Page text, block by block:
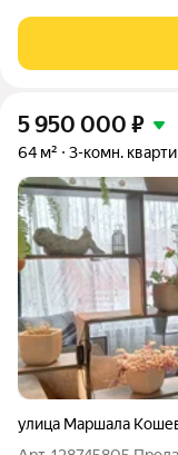
составляет 63
этаже 16 этажного
5 950 000 ₽
64 м² 3-комн.
улица Маршала